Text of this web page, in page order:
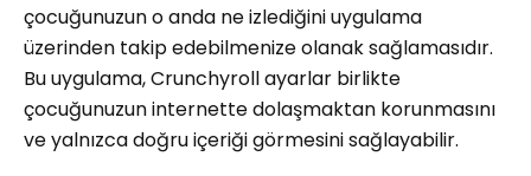
çocuğunuzun o anda ne izlediğini uygulama
üzerinden takip edebilmenize olanak sağlamasıdır.
Bu uygulama, Crunchyroll ayarlar birlikte
çocuğunuzun internette dolaşmaktan korunmasını
ve yalnızca doğru içeriği görmesini sağlayabilir.